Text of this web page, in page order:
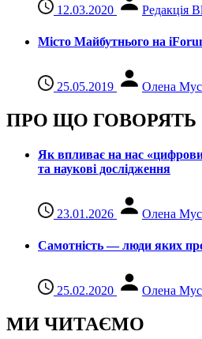
12.03.2020 Редакція
Місто Майбутнього на
25.05.2019 Олена
ПРО ЩО ГОВОРЯТЬ
Як впливає на нас
та наукові дослідження
23.01.2026 Олена
Самотність — люди яких
25.02.2020 Олена
МИ ЧИТАЄМО